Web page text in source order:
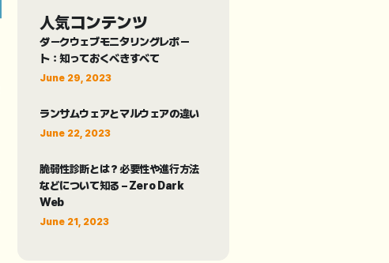
人気コンテンツ
ダークウェブモニタリングレポー
ト：知っておくべきすべて
June 29, 2023
ランサムウェアとマルウェアの違い
June 22, 2023
脆弱性診断とは？必要性や進行方法
などについて知る – Zero Dark
Web
June 21, 2023